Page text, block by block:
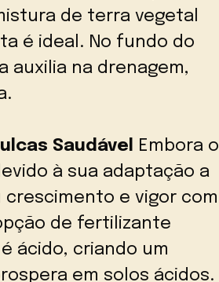
de terra vegetal
é ideal. No fundo do
auxilia na drenagem,
Saudável
Embora o
à sua adaptação a
e vigor com
de fertilizante
ácido, criando um
em solos ácidos.